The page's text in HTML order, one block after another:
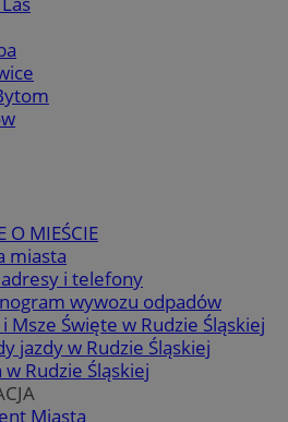
O MIEŚCIE
miasta
i telefony
wywozu odpadów
Msze Święte w Rudzie Śląskiej
jazdy w Rudzie Śląskiej
w Rudzie Śląskiej
Miasta